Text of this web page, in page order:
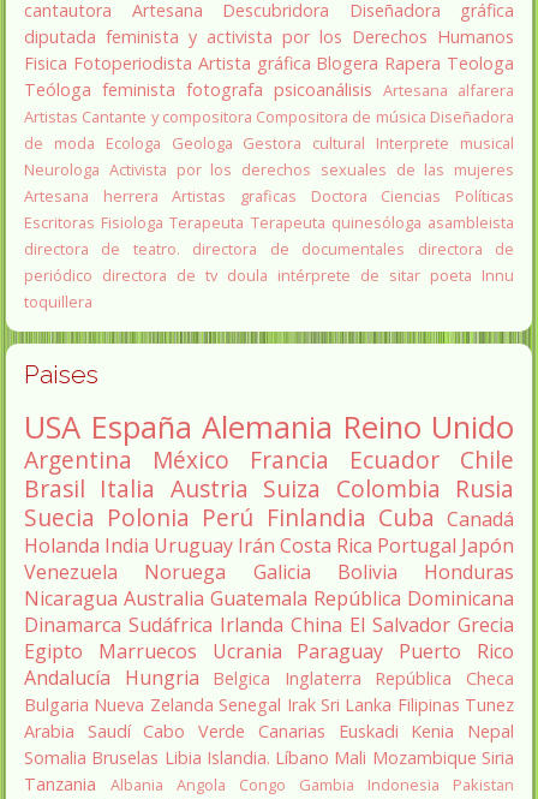
cantautora Artesana Descubridora
Diseñadora gráfica
diputada feminista y activista por los Derechos Humanos
Fisica Fotoperiodista Artista gráfica Blogera Rapera Teologa
Teóloga feminista fotografa psicoanálisis Artesana alfarera
Artistas Cantante y compositora Compositora de música Diseñadora
de moda
Ecologa Geologa Gestora cultural
Interprete musical
Neurologa Activista por los derechos sexuales de las mujeres
Artesana herrera
Artistas graficas
Doctora Ciencias Políticas
Escritoras Fisiologa Terapeuta Terapeuta quinesóloga asambleista
directora de teatro.
directora de documentales
directora de
periódico directora de tv doula intérprete de sitar poeta Innu
toquillera
Paises
USA España Alemania Reino Unido
Argentina México Francia Ecuador
Chile
Brasil Italia Austria Suiza Colombia Rusia
Suecia Polonia Perú Finlandia Cuba Canadá
Holanda India Uruguay Irán Costa Rica Portugal Japón
Venezuela
Noruega Galicia Bolivia
Honduras
Nicaragua Australia Guatemala República Dominicana
Dinamarca Sudáfrica Irlanda China El Salvador Grecia
Egipto
Marruecos Ucrania Paraguay
Puerto Rico
Andalucía
Hungria Belgica Inglaterra
República Checa
Bulgaria Nueva Zelanda Senegal Irak Sri Lanka Filipinas Tunez
Arabia Saudí Cabo Verde Canarias Euskadi Kenia
Nepal
Somalia Bruselas Libia Islandia. Líbano Mali Mozambique Siria
Tanzania
Albania Angola Congo Gambia Indonesia
Pakistan